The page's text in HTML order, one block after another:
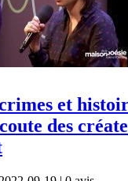
et
des